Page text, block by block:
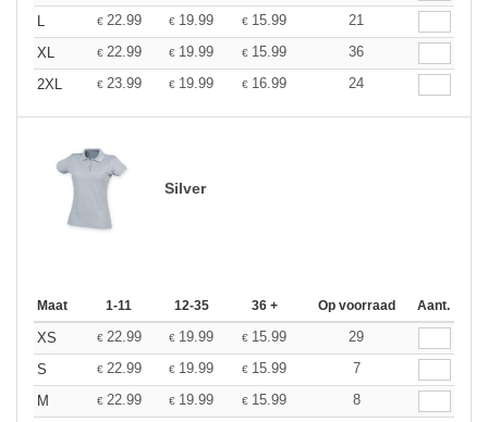
L
€ 22.99 € 19.99 € 15.99
21
XL
€ 22.99 € 19.99 € 15.99
36
2XL
€ 23.99 € 19.99 € 16.99 24
Silver
Maat 1-11 12-35 36 + Op voorraad Aant.
XS € 22.99 € 19.99 € 15.99
29
S
€ 22.99 € 19.99 € 15.99
7
M
€ 22.99 € 19.99 € 15.99
8